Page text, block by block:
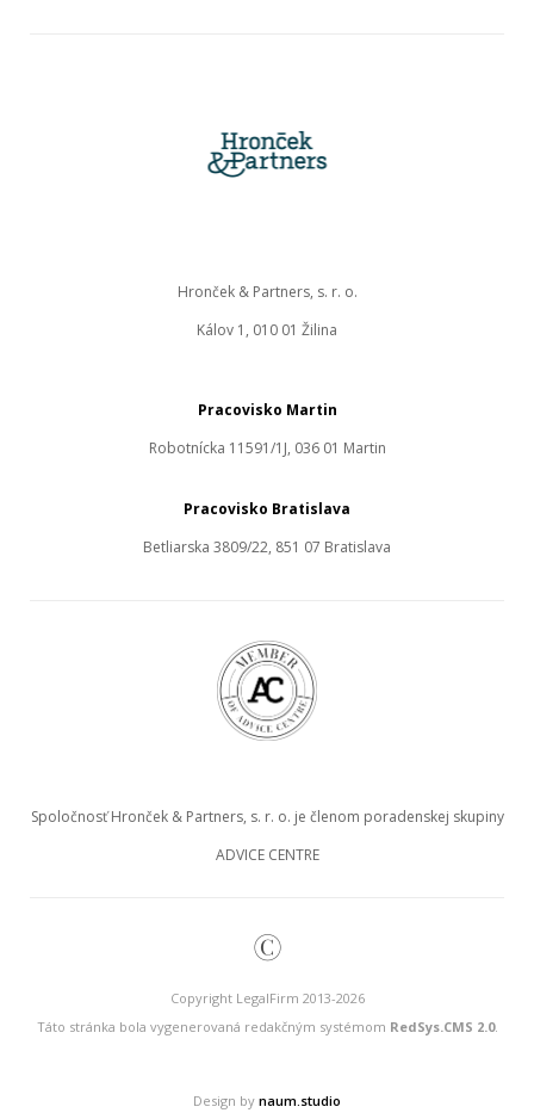
Pracovisko Martin
Robotnícka 11591/1J, 036 01 Martin
Hronček & Partners, s. r. o.
Kálov 1, 010 01 Žilina
Pracovisko Bratislava
Betliarska 3809/22, 851 07 Bratislava
Spoločnosť Hronček & Partners, s. r. o. je členom poradenskej skupiny
ADVICE CENTRE
©
Copyright LegalFirm 2013-2026
Táto stránka bola vygenerovaná redakčným systémom RedSys.CMS 2.0.
Design by naum.studio